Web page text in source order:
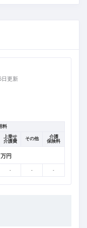
日更新
料
上乗せ
介護費
その他
介護
保険料
万円
- - -